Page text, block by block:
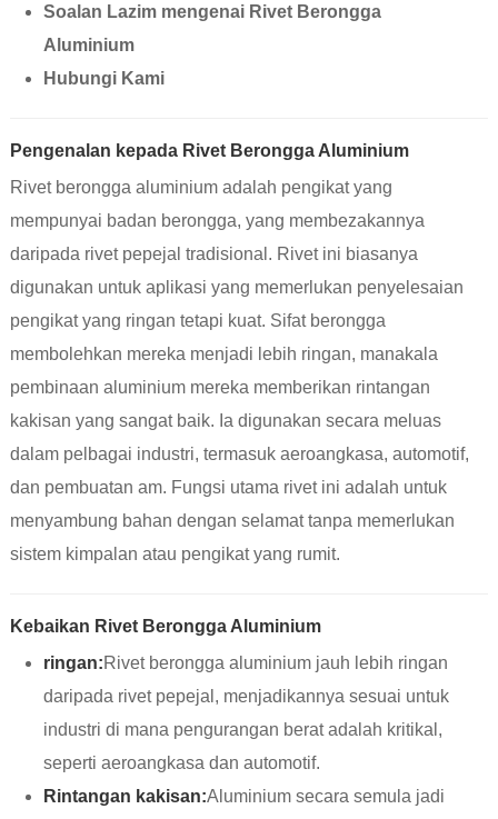
Soalan Lazim mengenai Rivet Berongga
Aluminium
Hubungi Kami
Pengenalan kepada Rivet Berongga Aluminium
Rivet berongga aluminium adalah pengikat yang
mempunyai badan berongga, yang membezakannya
daripada rivet pepejal tradisional. Rivet ini biasanya
digunakan untuk aplikasi yang memerlukan penyelesaian
pengikat yang ringan tetapi kuat. Sifat berongga
membolehkan mereka menjadi lebih ringan, manakala
pembinaan aluminium mereka memberikan rintangan
kakisan yang sangat baik. Ia digunakan secara meluas
dalam pelbagai industri, termasuk aeroangkasa, automotif,
dan pembuatan am. Fungsi utama rivet ini adalah untuk
menyambung bahan dengan selamat tanpa memerlukan
sistem kimpalan atau pengikat yang rumit.
Kebaikan Rivet Berongga Aluminium
ringan:Rivet berongga aluminium jauh lebih ringan
daripada rivet pepejal, menjadikannya sesuai untuk
industri di mana pengurangan berat adalah kritikal,
seperti aeroangkasa dan automotif.
Rintangan kakisan:Aluminium secara semula jadi